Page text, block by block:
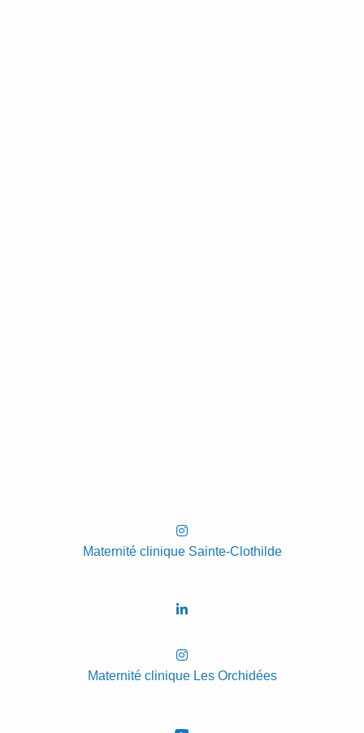
Maternité clinique Sainte-Clothilde
Maternité clinique Les Orchidées